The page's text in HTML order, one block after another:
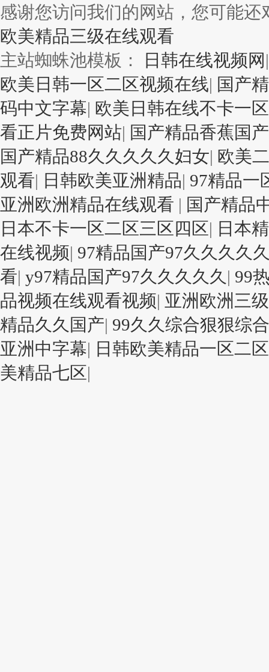
感谢您访问我们的网站，您可能还
欧美精品三级在线观看
主站蜘蛛池模板：
日韩在线视频网
欧美日韩一区二区视频在线| 国产
码中文字幕| 欧美日韩在线不卡一区
看正片免费网站| 国产精品香蕉国产
国产精品88久久久久久妇女| 欧美
观看| 日韩欧美亚洲精品| 97精品一
亚洲欧洲精品在线观看 | 国产精品
日本不卡一区二区三区四区| 日本
在线视频| 97精品国产97久久久久
看| y97精品国产97久久久久久 | 99
品视频在线观看视频| 亚洲欧洲三级
精品久久国产| 99久久综合狠狠综
亚洲中字幕| 日韩欧美精品一区二
美精品七区|